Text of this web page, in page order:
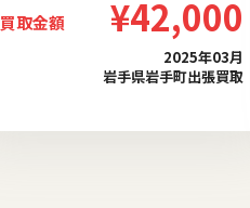
買取金額 ¥42,000
2025年03月
岩手県岩手町出張買取